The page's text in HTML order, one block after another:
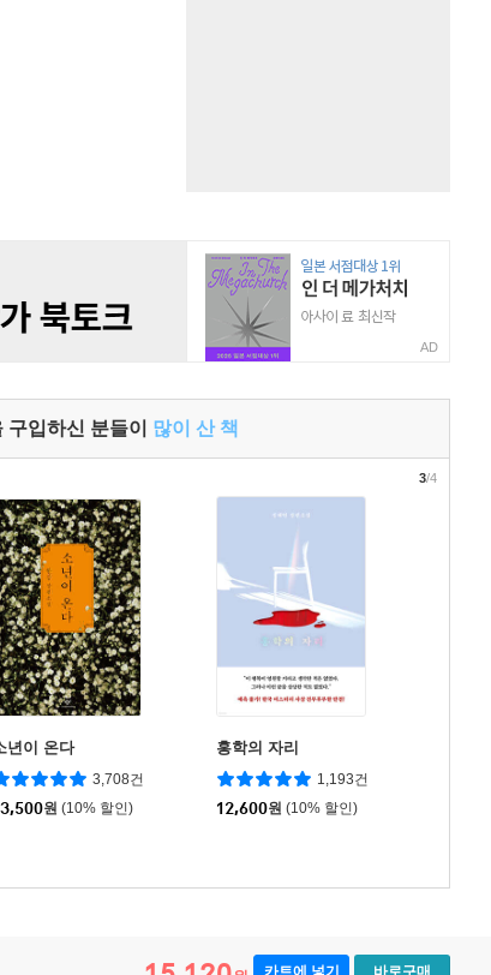
AD
구입하신 분들이 많이 산 책
년이 온다
3,708건
원 (10% 할인)
홍학의 자리
1,193건
12,600원 (10% 할인)
3/4
카트에 넣기 바로구매